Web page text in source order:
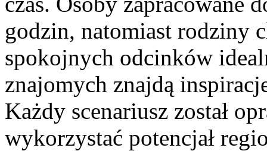
godzin, natomiast rodziny
spokojnych odcinków
znajomych znajdą
Każdy scenariusz został
wykorzystać potencjał